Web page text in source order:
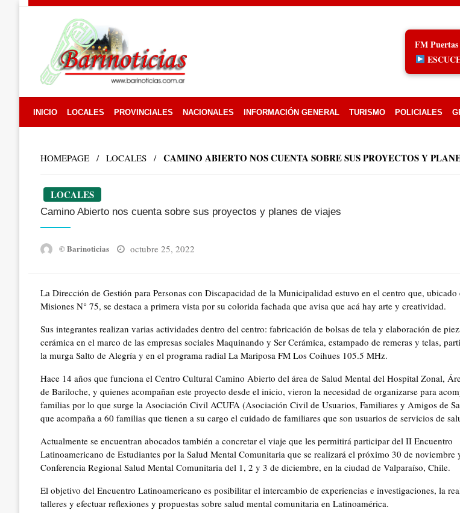
FM Puertas
INICIO LOCALES PROVINCIALES NACIONALES INFORMACIÓN GENERAL TURISMO POLICIALES
HOMEPAGE LOCALES CAMINO ABIERTO NOS CUENTA SOBRE SUS PROYECTOS Y
LOCALES
Camino Abierto nos cuenta sobre sus proyectos y planes de viajes
© Barinoticias
Posted
octubre 25, 2022
La Dirección de Gestión para Personas con Discapacidad de la Municipalidad estuvo en el centro que, ubicado
Misiones N° 75, se destaca a primera vista por su colorida fachada que avisa que acá hay arte y creatividad.
Sus integrantes realizan varias actividades dentro del centro: fabricación de bolsas de tela y elaboración de
cerámica en el marco de las empresas sociales Maquinando y Ser Cerámica, estampado de remeras y telas,
la murga Salto de Alegría y en el programa radial La Mariposa FM Los Coihues 105.5 MHz.
Hace 14 años que funciona el Centro Cultural Camino Abierto del área de Salud Mental del Hospital Zonal,
de Bariloche, y quienes acompañan este proyecto desde el inicio, vieron la necesidad de organizarse para
familias por lo que surge la Asociación Civil ACUFA (Asociación Civil de Usuarios, Familiares y Amigos de
que acompaña a 60 familias que tienen a su cargo el cuidado de familiares que son usuarios de servicios de
Actualmente se encuentran abocados también a concretar el viaje que les permitirá participar del II Encuentro
Latinoamericano de Estudiantes por la Salud Mental Comunitaria que se realizará el próximo 30 de
Conferencia Regional Salud Mental Comunitaria del 1, 2 y 3 de diciembre, en la ciudad de Valparaíso, Chile.
El objetivo del Encuentro Latinoamericano es posibilitar el intercambio de experiencias e investigaciones, la
talleres y efectuar reflexiones y propuestas sobre salud mental comunitaria en Latinoamérica.